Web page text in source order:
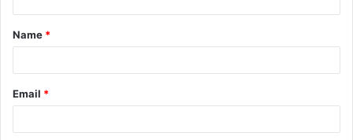
t
*
Name *
Email *